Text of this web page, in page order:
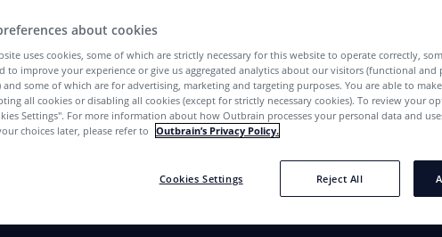
about cookies
uses cookies, some of which are strictly necessary for this website to operate correctly,
to improve your experience or give us aggregated analytics about our visitors (functional and
and some of which are for advertising, marketing and targeting purposes. You are able to
all cookies or disabling all cookies (except for strictly necessary cookies). To review your
Settings''. For more information about how Outbrain processes your personal data and
choices later, please refer to Outbrain’s Privacy Policy.
Cookies Settings Reject All